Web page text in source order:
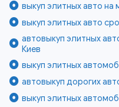
выкуп элитных авто на
выкуп элитных авто
автовыкуп элитных
Киев
выкуп элитных
автовыкуп дорогих
выкуп элитных